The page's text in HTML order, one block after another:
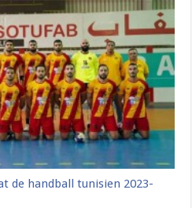
de handball tunisien 2023-